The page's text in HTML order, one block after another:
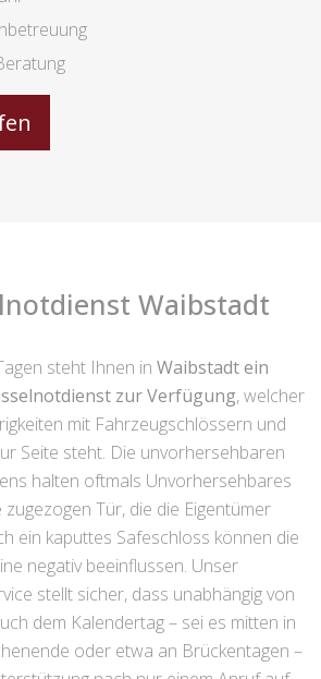
Waibstadt
steht Ihnen in Waibstadt ein
zur Verfügung, welcher
mit Fahrzeugschlössern und
Seite steht. Die unvorhersehbaren
halten oftmals Unvorhersehbares
Tür, die die Eigentümer
ein kaputtes Safeschloss können die
negativ beeinflussen. Unser
stellt sicher, dass unabhängig von
dem Kalendertag – sei es mitten in
oder etwa an Brückentagen –